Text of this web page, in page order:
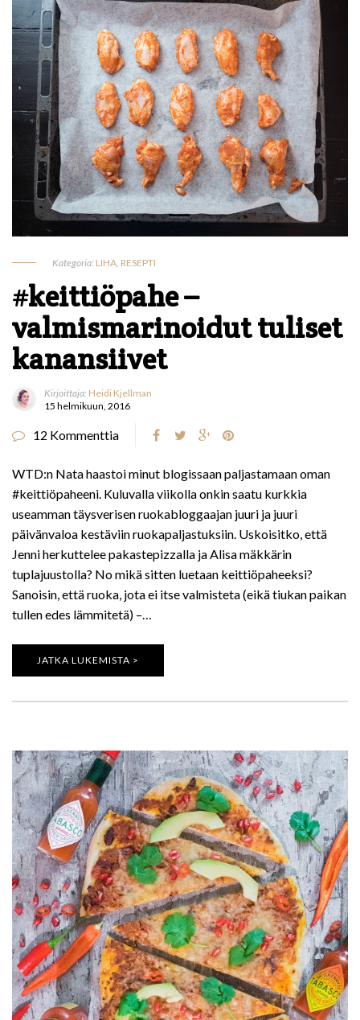
Kategoria: LIHA, RESEPTI
#keittiöpahe –
valmismarinoidut tuliset
kanansiivet
Kirjoittaja: Heidi Kjellman
15 helmikuun, 2016
12 Kommenttia
WTD:n Nata haastoi minut blogissaan paljastamaan oman
#keittiöpaheeni. Kuluvalla viikolla onkin saatu kurkkia
useamman täysverisen ruokabloggaajan juuri ja juuri
päivänvaloa kestäviin ruokapaljastuksiin. Uskoisitko, että
Jenni herkuttelee pakastepizzalla ja Alisa mäkkärin
tuplajuustolla? No mikä sitten luetaan keittiöpaheeksi?
Sanoisin, että ruoka, jota ei itse valmisteta (eikä tiukan paikan
tullen edes lämmitetä) –…
JATKA LUKEMISTA >